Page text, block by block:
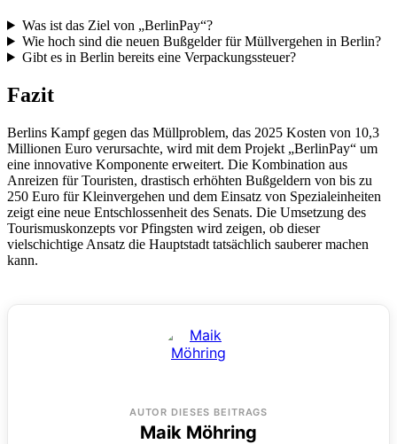
Was ist das Ziel von „BerlinPay“?
Wie hoch sind die neuen Bußgelder für Müllvergehen in Berlin?
Gibt es in Berlin bereits eine Verpackungssteuer?
Fazit
Berlins Kampf gegen das Müllproblem, das 2025 Kosten von 10,3
Millionen Euro verursachte, wird mit dem Projekt „BerlinPay“ um
eine innovative Komponente erweitert. Die Kombination aus
Anreizen für Touristen, drastisch erhöhten Bußgeldern von bis zu
250 Euro für Kleinvergehen und dem Einsatz von Spezialeinheiten
zeigt eine neue Entschlossenheit des Senats. Die Umsetzung des
Tourismuskonzepts vor Pfingsten wird zeigen, ob dieser
vielschichtige Ansatz die Hauptstadt tatsächlich sauberer machen
kann.
AUTOR DIESES BEITRAGS
Maik Möhring